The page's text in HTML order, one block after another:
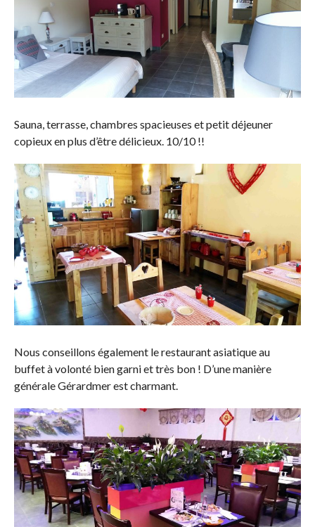
Sauna, terrasse, chambres spacieuses et petit déjeuner
copieux en plus d’être délicieux. 10/10 !!
Nous conseillons également le restaurant asiatique au
buffet à volonté bien garni et très bon ! D’une manière
générale Gérardmer est charmant.